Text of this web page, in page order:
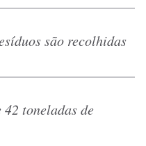
são recolhidas
toneladas de